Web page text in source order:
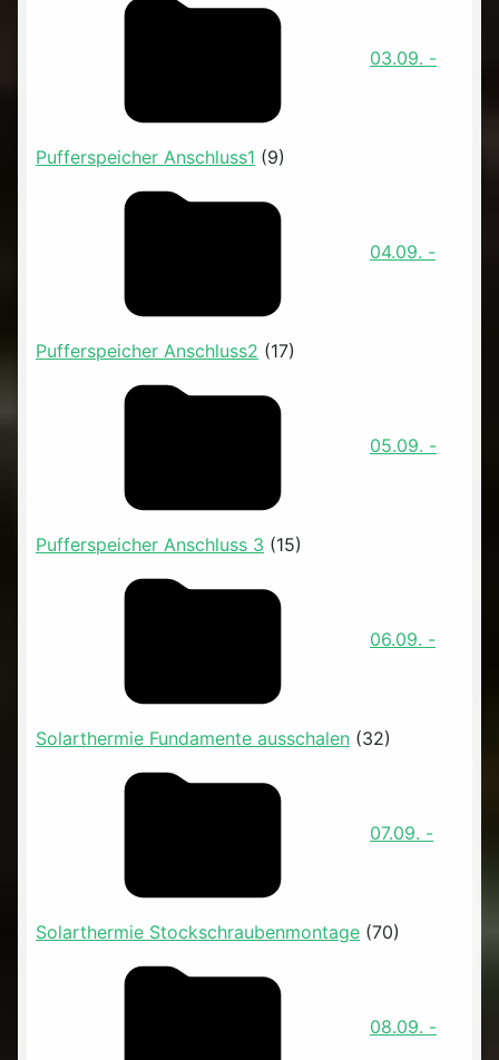
03.09. -
Pufferspeicher Anschluss1 (9)
04.09. -
Pufferspeicher Anschluss2 (17)
05.09. -
Pufferspeicher Anschluss 3 (15)
06.09. -
Solarthermie Fundamente ausschalen (32)
07.09. -
Solarthermie Stockschraubenmontage (70)
08.09. -